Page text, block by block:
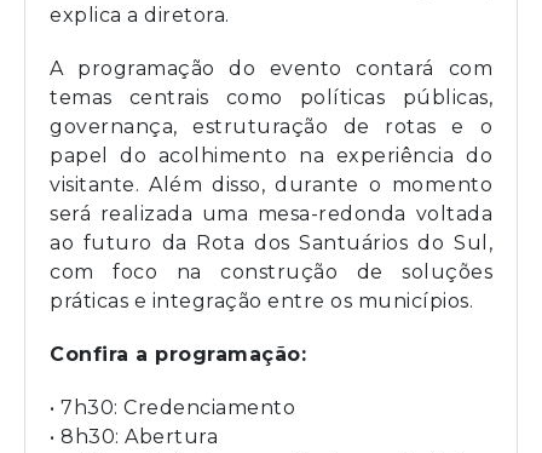
explica a diretora.
A programação do evento contará com
temas centrais como políticas públicas,
governança, estruturação de rotas e o
papel do acolhimento na experiência do
visitante. Além disso, durante o momento
será realizada uma mesa-redonda voltada
ao futuro da Rota dos Santuários do Sul,
com foco na construção de soluções
práticas e integração entre os municípios.
Confira a programação:
• 7h30: Credenciamento
• 8h30: Abertura